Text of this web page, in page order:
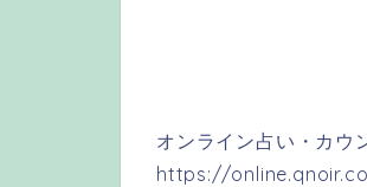
オンライン占い・カウ
https://